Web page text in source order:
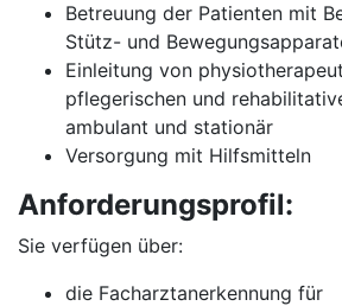
Betreuung der Patienten mit
Stütz- und
Einleitung von
pflegerischen und
ambulant und stationär
Versorgung mit Hilfsmitteln
Anforderungsprofil:
Sie verfügen über:
die Facharztanerkennung für